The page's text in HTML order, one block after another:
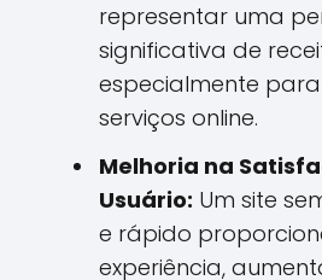
representar uma
significativa de
especialmente
serviços online.
Melhoria na
Usuário: Um site
e rápido
experiência,